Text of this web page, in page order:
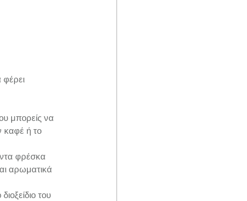
φέρει
μπορείς να
καφέ ή το
φρέσκα
αρωματικά
του